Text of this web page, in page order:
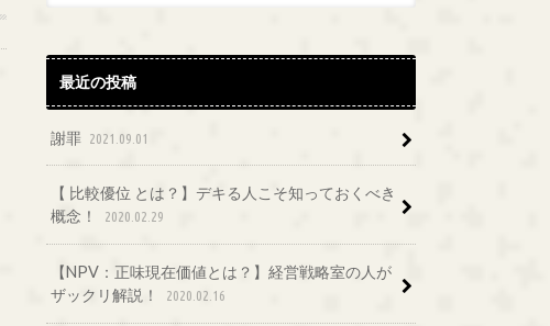
最近の投稿
謝罪 2021.09.01
【 比較優位 とは？】デキる人こそ知っておくべき
概念！
2020.02.29
【NPV：正味現在価値とは？】経営戦略室の人が
ザックリ解説！
2020.02.16